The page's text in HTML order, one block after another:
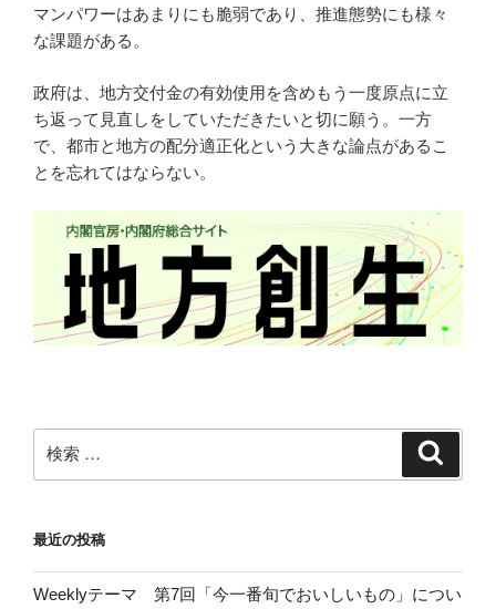
マンパワーはあまりにも脆弱であり、推進態勢にも様々
な課題がある。
政府は、地方交付金の有効使用を含めもう一度原点に立
ち返って見直しをしていただきたいと切に願う。一方
で、都市と地方の配分適正化という大きな論点があるこ
とを忘れてはならない。
索:
最近の投稿
Weeklyテーマ 第7回「今一番旬でおいしいもの」につい